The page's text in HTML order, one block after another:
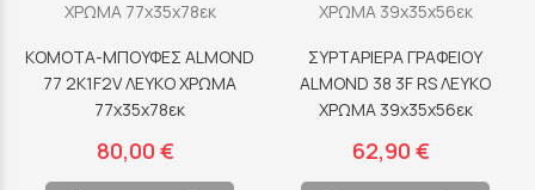
ΚΟΜΟΤΑ-ΜΠΟΥΦΕΣ ALMOND
77 2K1F2V ΛΕΥΚΟ ΧΡΩΜΑ
77x35x78εκ
80,00 €
ΣΥΡΤΑΡΙΕΡΑ ΓΡΑΦΕΙΟΥ
ALMOND 38 3F RS ΛΕΥΚΟ
ΧΡΩΜΑ 39x35x56εκ
62,90 €